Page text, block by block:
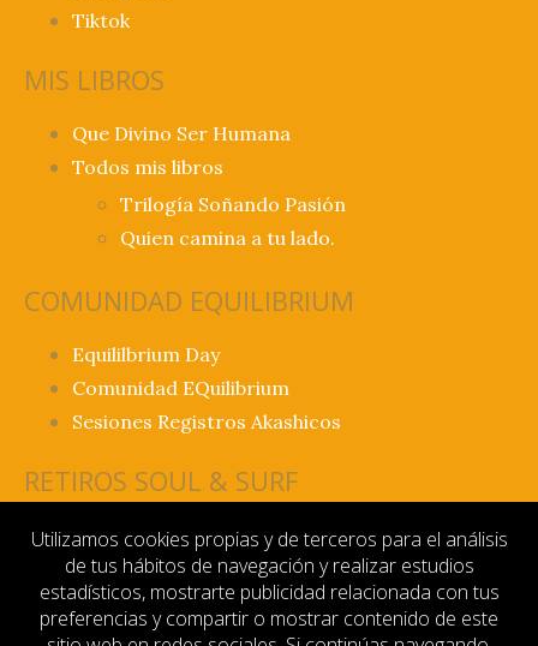
Tiktok
MIS LIBROS
Que Divino Ser Humana
Todos mis libros
Trilogía Soñando Pasión
Quien camina a tu lado.
COMUNIDAD EQUILIBRIUM
Equililbrium Day
Comunidad EQuilibrium
Sesiones Registros Akashicos
RETIROS SOUL & SURF
Retiro Soul & Surf Fuerteventura
INFORMACIÓN
Utilizamos cookies propias y de terceros para el análisis
de tus hábitos de navegación y realizar estudios
estadísticos, mostrarte publicidad relacionada con tus
preferencias y compartir o mostrar contenido de este